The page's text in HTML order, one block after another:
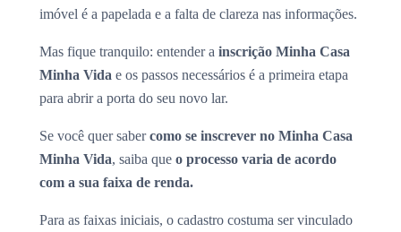
imóvel é a papelada e a falta de clareza nas informações.
Mas fique tranquilo: entender a inscrição Minha Casa
Minha Vida e os passos necessários é a primeira etapa
para abrir a porta do seu novo lar.
Se você quer sabercomo se inscrever no Minha Casa
Minha Vida, saiba que o processo varia de acordo
com a sua faixa de renda.
Para as faixas iniciais, o cadastro costuma ser vinculado